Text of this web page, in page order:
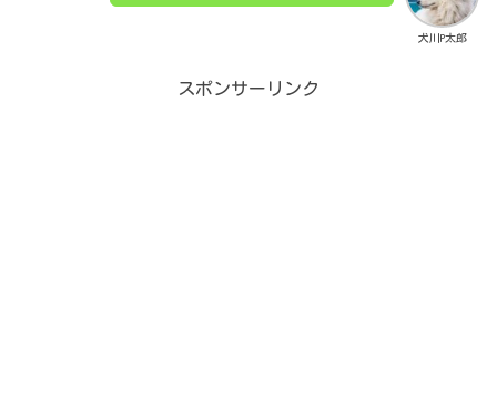
犬川P太郎
スポンサーリンク